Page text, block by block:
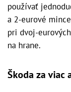
používať
a 2-eurové
pri dvoj-
na hrane.
Škoda za viac